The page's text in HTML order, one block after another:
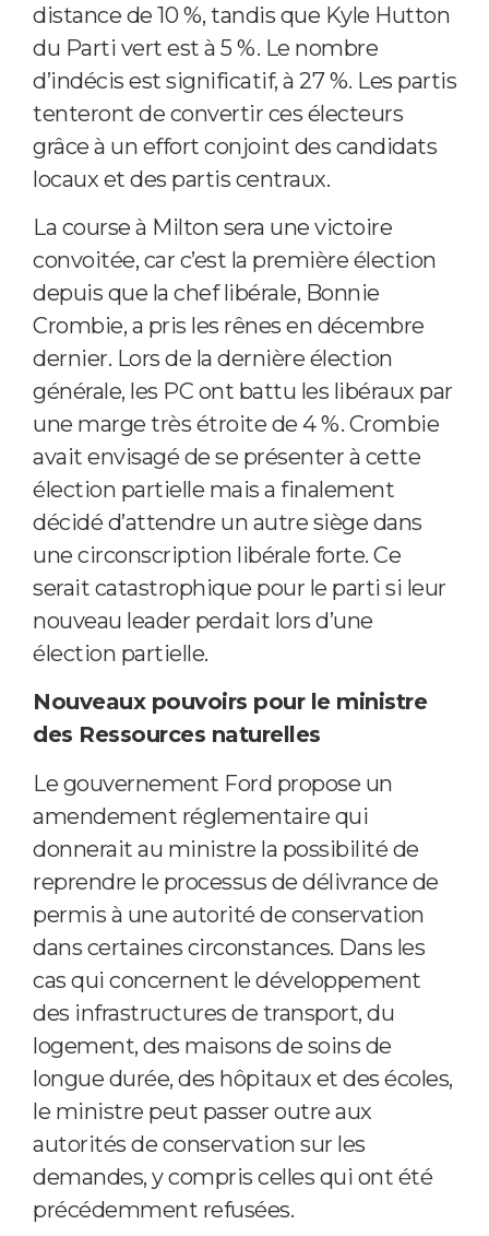
distance de 10 %, tandis que Kyle Hutton
du Parti vert est à 5 %. Le nombre
d’indécis est significatif, à 27 %. Les partis
tenteront de convertir ces électeurs
grâce à un effort conjoint des candidats
locaux et des partis centraux.
La course à Milton sera une victoire
convoitée, car c’est la première élection
depuis que la chef libérale, Bonnie
Crombie, a pris les rênes en décembre
dernier. Lors de la dernière élection
générale, les PC ont battu les libéraux par
une marge très étroite de 4 %. Crombie
avait envisagé de se présenter à cette
élection partielle mais a finalement
décidé d’attendre un autre siège dans
une circonscription libérale forte. Ce
serait catastrophique pour le parti si leur
nouveau leader perdait lors d’une
élection partielle.
Nouveaux pouvoirs pour le ministre
des Ressources naturelles
Le gouvernement Ford propose un
amendement réglementaire qui
donnerait au ministre la possibilité de
reprendre le processus de délivrance de
permis à une autorité de conservation
dans certaines circonstances. Dans les
cas qui concernent le développement
des infrastructures de transport, du
logement, des maisons de soins de
longue durée, des hôpitaux et des écoles,
le ministre peut passer outre aux
autorités de conservation sur les
demandes, y compris celles qui ont été
précédemment refusées.